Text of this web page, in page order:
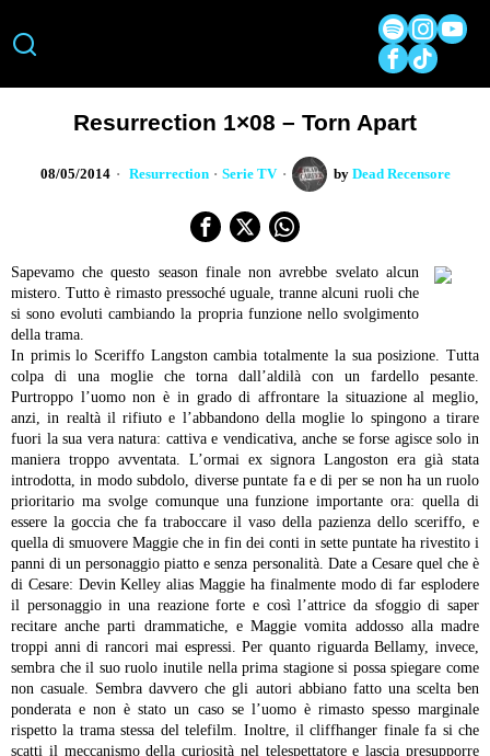
Resurrection 1×08 – Torn Apart
08/05/2014 Resurrection · Serie TV by Dead Recensore
Sapevamo che questo season finale non avrebbe svelato alcun
mistero. Tutto è rimasto pressoché uguale, tranne alcuni ruoli che
si sono evoluti cambiando la propria funzione nello svolgimento
della trama.
In primis lo Sceriffo Langston cambia totalmente la sua posizione. Tutta
colpa di una moglie che torna dall’aldilà con un fardello pesante.
Purtroppo l’uomo non è in grado di affrontare la situazione al meglio,
anzi, in realtà il rifiuto e l’abbandono della moglie lo spingono a tirare
fuori la sua vera natura: cattiva e vendicativa, anche se forse agisce solo in
maniera troppo avventata. L’ormai ex signora Langoston era già stata
introdotta, in modo subdolo, diverse puntate fa e di per se non ha un ruolo
prioritario ma svolge comunque una funzione importante ora: quella di
essere la goccia che fa traboccare il vaso della pazienza dello sceriffo, e
quella di smuovere Maggie che in fin dei conti in sette puntate ha rivestito i
panni di un personaggio piatto e senza personalità. Date a Cesare quel che è
di Cesare: Devin Kelley alias Maggie ha finalmente modo di far esplodere
il personaggio in una reazione forte e così l’attrice da sfoggio di saper
recitare anche parti drammatiche, e Maggie vomita addosso alla madre
troppi anni di rancori mai espressi. Per quanto riguarda Bellamy, invece,
sembra che il suo ruolo inutile nella prima stagione si possa spiegare come
non casuale. Sembra davvero che gli autori abbiano fatto una scelta ben
ponderata e non è stato un caso se l’uomo è rimasto spesso marginale
rispetto la trama stessa del telefilm. Inoltre, il cliffhanger finale fa si che
scatti il meccanismo della curiosità nel telespettatore e lascia presupporre